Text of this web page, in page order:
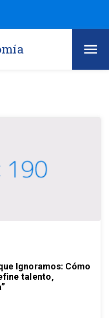
Ignoramos: Cómo
talento,